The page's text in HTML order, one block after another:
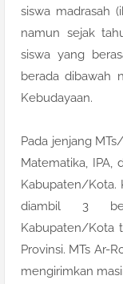
siswa madrasah
namun sejak
siswa yang
berada dibawah
Kebudayaan.
Pada jenjang
Matematika, IPA,
Kabupaten/Kota.
diambil 3
Kabupaten/Kota
Provinsi. MTs Ar-
mengirimkan